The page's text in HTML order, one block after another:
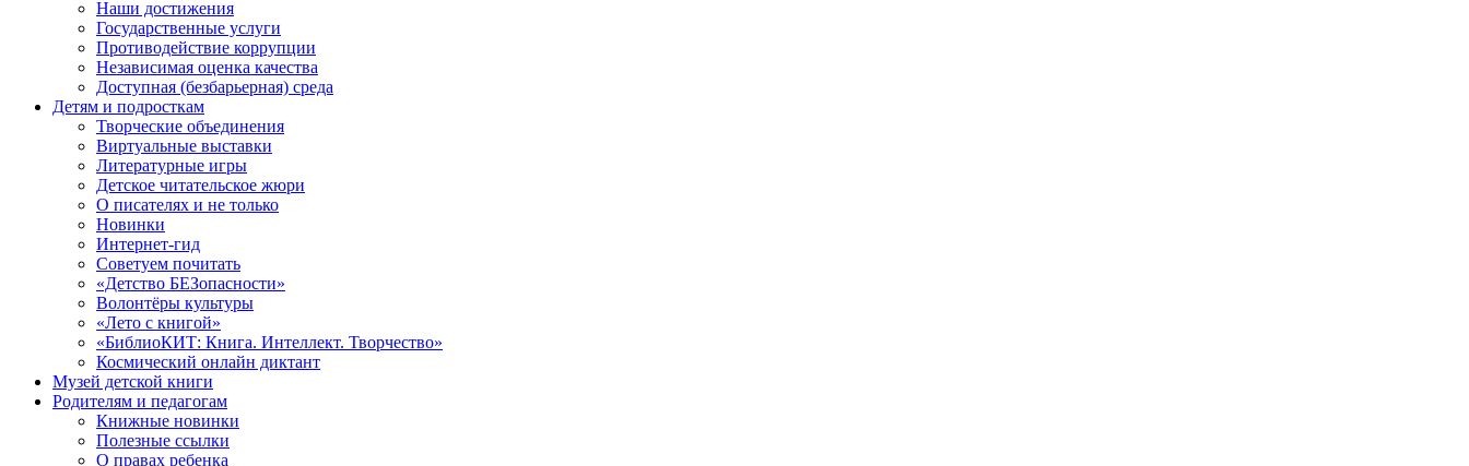
Наши достижения
Государственные услуги
Противодействие коррупции
Независимая оценка качества
Доступная (безбарьерная) среда
Детям и подросткам
Творческие объединения
Виртуальные выставки
Литературные игры
Детское читательское жюри
О писателях и не только
Новинки
Интернет-гид
Советуем почитать
«Детство БЕЗопасности»
Волонтёры культуры
«Лето с книгой»
«БиблиоКИТ: Книга. Интеллект. Творчество»
Космический онлайн диктант
Музей детской книги
Родителям и педагогам
Книжные новинки
Полезные ссылки
О правах ребенка